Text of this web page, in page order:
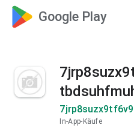
Google Play
In-App-Käufe